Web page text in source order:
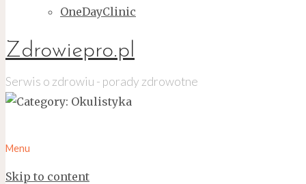
OneDayClinic
Zdrowiepro.pl
Serwis o zdrowiu - porady zdrowotne
Menu
Skip to content